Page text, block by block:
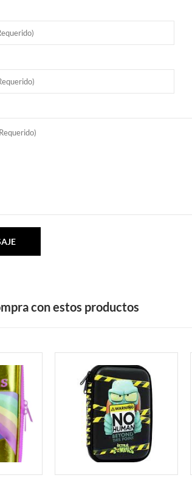
con estos productos